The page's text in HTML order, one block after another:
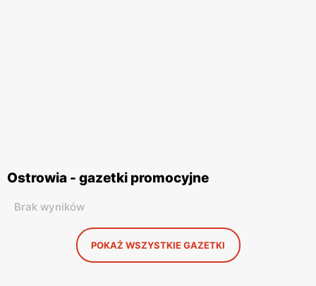
Ostrowia - gazetki promocyjne
Brak wyników
POKAŻ WSZYSTKIE GAZETKI